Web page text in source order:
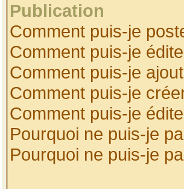
Publication
Comment puis-je
Comment puis-je
Comment puis-je
Comment puis-je
Comment puis-je
Pourquoi ne puis-je
Pourquoi ne puis-je